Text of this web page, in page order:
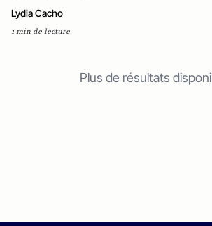
Lydia Cacho
1 min de lecture
Plus de résultats